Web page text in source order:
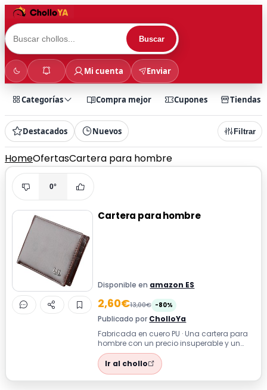
Buscar
Mi cuenta Enviar
Categorías Compra mejor Cupones Tiendas
Destacados Nuevos Filtrar
HomeOfertasCartera para hombre
0°
Cartera para hombre
Disponible en amazon ES
2,60€13,00€ -80%
Publicado por CholloYa
Fabricada en cuero PU · Una cartera para
hombre con un precio insuperable y un
diseño sencillo pero elegante. Fabrica...
Ir al chollo